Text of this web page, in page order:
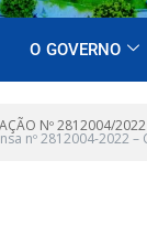
O GOVERNO
Nº 2812004/
nº 2812004-2022